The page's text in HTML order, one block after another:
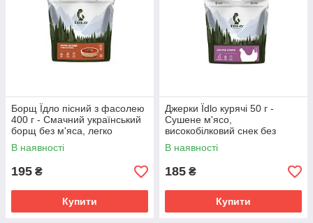
Борщ Їдло пісний з фасолею
400 г - Смачний український
борщ без м'яса, легко
готувати.
В наявності
195 ₴
Купити
Джерки Їdlo курячі 50 г -
Сушене м'ясо,
високобілковий снек без
консервантів
В наявності
185 ₴
Купити